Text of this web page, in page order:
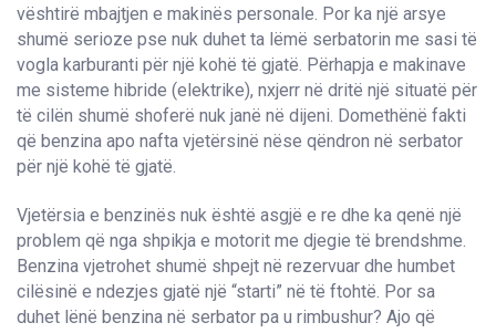
vështirë mbajtjen e makinës personale. Por ka një arsye
shumë serioze pse nuk duhet ta lëmë serbatorin me sasi të
vogla karburanti për një kohë të gjatë. Përhapja e makinave
me sisteme hibride (elektrike), nxjerr në dritë një situatë për
të cilën shumë shoferë nuk janë në dijeni. Domethënë fakti
që benzina apo nafta vjetërsinë nëse qëndron në serbator
për një kohë të gjatë.
Vjetërsia e benzinës nuk është asgjë e re dhe ka qenë një
problem që nga shpikja e motorit me djegie të brendshme.
Benzina vjetrohet shumë shpejt në rezervuar dhe humbet
cilësinë e ndezjes gjatë një “starti” në të ftohtë. Por sa
duhet lënë benzina në serbator pa u rimbushur? Ajo që